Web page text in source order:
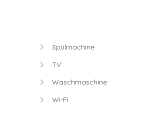
Spülmachine
TV
Waschmaschine
Wi-Fi